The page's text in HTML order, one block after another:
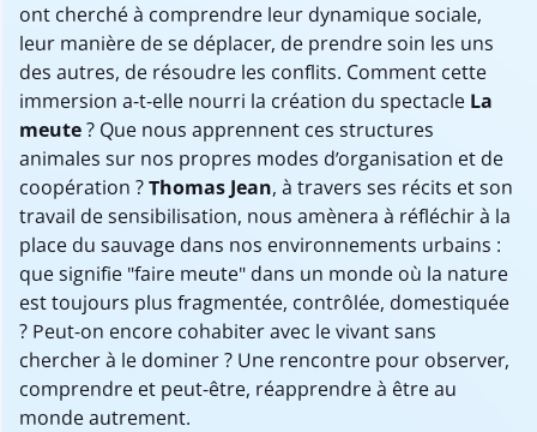
ont cherché à comprendre leur dynamique sociale,
leur manière de se déplacer, de prendre soin les uns
des autres, de résoudre les conflits. Comment cette
immersion a-t-elle nourri la création du spectacle La
meute? Que nous apprennent ces structures
animales sur nos propres modes d’organisation et de
coopération ?Thomas Jean, à travers ses récits et son
travail de sensibilisation, nous amènera à réfléchir à la
place du sauvage dans nos environnements urbains :
que signifie "faire meute" dans un monde où la nature
est toujours plus fragmentée, contrôlée, domestiquée
? Peut-on encore cohabiter avec le vivant sans
chercher à le dominer ? Une rencontre pour observer,
comprendre et peut-être, réapprendre à être au
monde autrement.